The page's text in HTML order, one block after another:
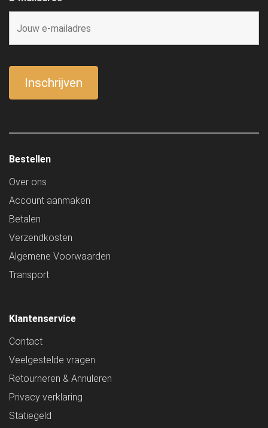
Bestellen
Over ons
Account aanmaken
Betalen
Verzendkosten
Algemene Voorwaarden
Transport
Klantenservice
Contact
Veelgestelde vragen
Retourneren & Annuleren
Privacy verklaring
Statiegeld